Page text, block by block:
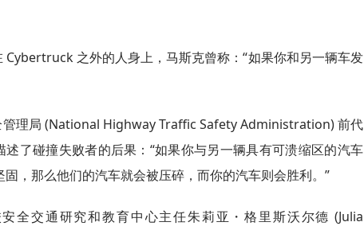
Cybertruck 之外的人身上，马斯克曾称：“如果你和另一辆车发
管理局 (National Highway Traffic Safety Administration) 前代
了碰撞失败者的后果：“如果你与另一辆具有可溃缩区的汽车
，那么他们的汽车就会被压碎，而你的汽车则会胜利。”
全交通研究和教育中心主任朱莉亚・格里斯沃尔德 (Julia